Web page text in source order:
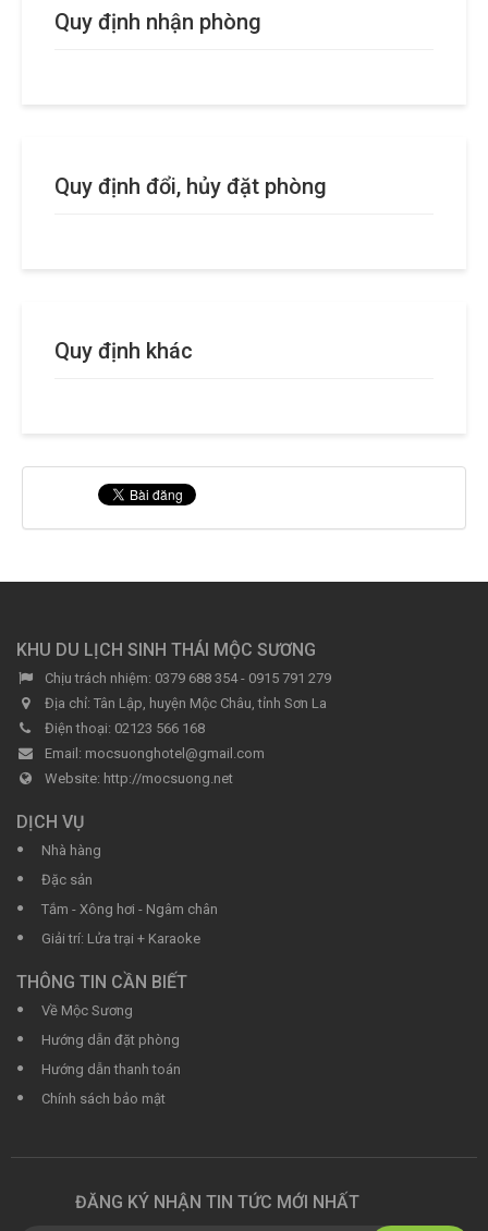
Quy định nhận phòng
Quy định đổi, hủy đặt phòng
Quy định khác
KHU DU LỊCH SINH THÁI MỘC SƯƠNG
Chịu trách nhiệm: 0379 688 354 - 0915 791 279
Địa chỉ: Tân Lập, huyện Mộc Châu, tỉnh Sơn La
Điện thoại: 02123 566 168‬
Email: mocsuonghotel@gmail.com
Website: http://mocsuong.net
DỊCH VỤ
Nhà hàng
Đặc sản
Tắm - Xông hơi - Ngâm chân
Giải trí: Lửa trại + Karaoke
THÔNG TIN CẦN BIẾT
Về Mộc Sương
Hướng dẫn đặt phòng
Hướng dẫn thanh toán
Chính sách bảo mật
ĐĂNG KÝ NHẬN TIN TỨC MỚI NHẤT